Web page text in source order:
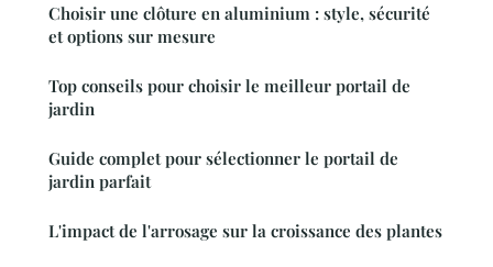
Choisir une clôture en aluminium : style, sécurité
et options sur mesure
Top conseils pour choisir le meilleur portail de
jardin
Guide complet pour sélectionner le portail de
jardin parfait
L'impact de l'arrosage sur la croissance des plantes